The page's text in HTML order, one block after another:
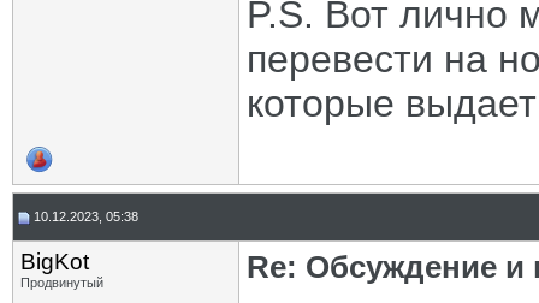
P.S. Вот лично
перевести на
которые
10.12.2023, 05:38
BigKot
Продвинутый
Re: Обсуждение